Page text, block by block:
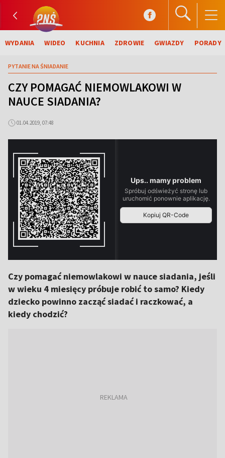
WYDANIA WIDEO KUCHNIA ZDROWIE GWIAZDY PORADY
PYTANIE NA ŚNIADANIE
CZY POMAGAĆ NIEMOWLAKOWI W
NAUCE SIADANIA?
01.04.2019, 07:48
Czy pomagać niemowlakowi w nauce siadania, jeśli
w wieku 4 miesięcy próbuje robić to samo? Kiedy
dziecko powinno zacząć siadać i raczkować, a
kiedy chodzić?